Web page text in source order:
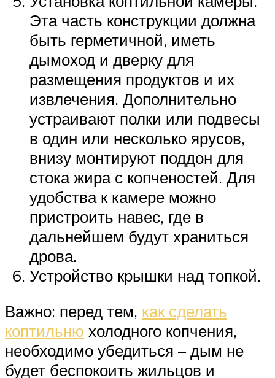
Эта часть конструкции должна
быть герметичной, иметь
дымоход и дверку для
размещения продуктов и их
извлечения. Дополнительно
устраивают полки или подвесы
в один или несколько ярусов,
внизу монтируют поддон для
стока жира с копченостей. Для
удобства к камере можно
пристроить навес, где в
дальнейшем будут храниться
дрова.
Устройство крышки над топкой.
Важно: перед тем, как сделать
коптильню холодного копчения,
необходимо убедиться – дым не
будет беспокоить жильцов и